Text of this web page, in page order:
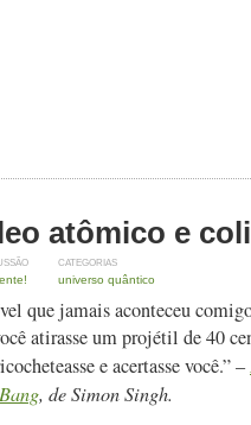
atômico e
CATEGORIAS
universo quântico
que jamais aconteceu
atirasse um projétil de 40
e acertasse você.” –
, de Simon Singh.